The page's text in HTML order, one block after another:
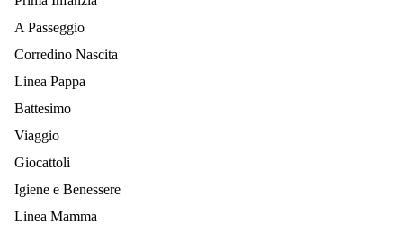
A Passeggio
Corredino Nascita
Linea Pappa
Battesimo
Viaggio
Giocattoli
Igiene e Benessere
Linea Mamma